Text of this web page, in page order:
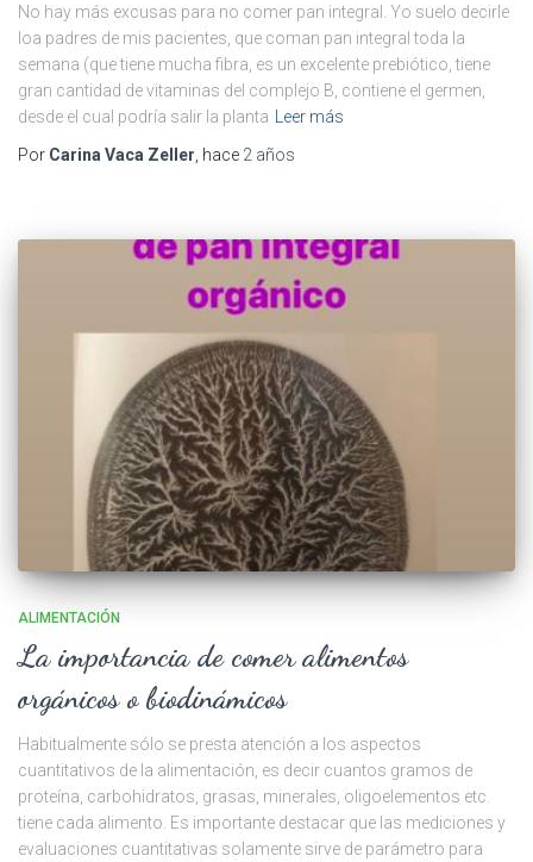
No hay más excusas para no comer pan integral. Yo suelo decirle
loa padres de mis pacientes, que coman pan integral toda la
semana (que tiene mucha fibra, es un excelente prebiótico, tiene
gran cantidad de vitaminas del complejo B, contiene el germen,
desde el cual podría salir la planta
Leer más
Por Carina Vaca Zeller , hace 2 años
ALIMENTACIÓN
La importancia de comer alimentos
orgánicos o biodinámicos
Habitualmente sólo se presta atención a los aspectos
cuantitativos de la alimentación, es decir cuantos gramos de
proteína, carbohidratos, grasas, minerales, oligoelementos etc.
tiene cada alimento. Es importante destacar que las mediciones y
evaluaciones cuantitativas solamente sirve de parámetro para